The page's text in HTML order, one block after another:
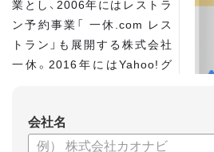
業とし、2006年にはレストラ
ン予約事業「 一休.com レス
トラン」も展開する株式会社
一休。2016年にはYahoo!グ
す。積極的な採用を進め、社員
数は350名に拡大。いま、自社
会社名